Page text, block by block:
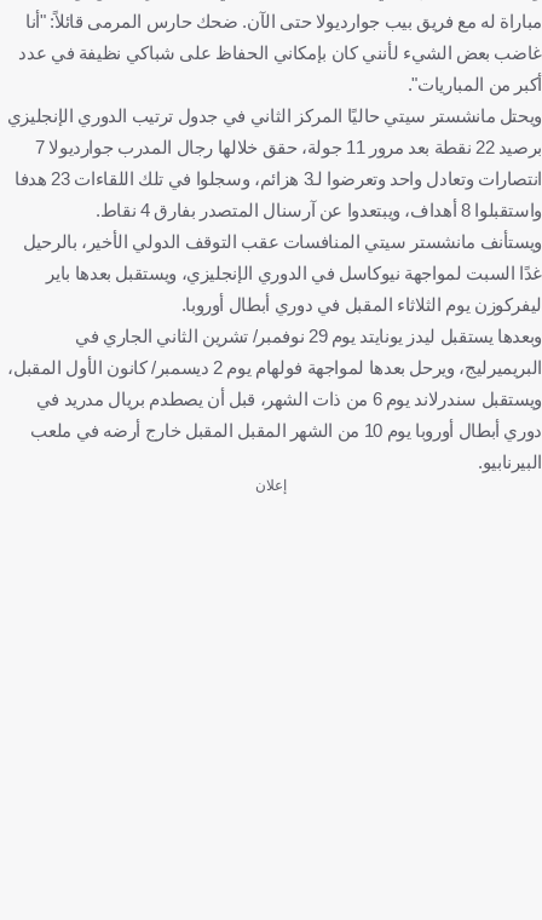
مباراة له مع فريق بيب جوارديولا حتى الآن. ضحك حارس المرمى قائلاً: "أنا
غاضب بعض الشيء لأنني كان بإمكاني الحفاظ على شباكي نظيفة في عدد
أكبر من المباريات".
ويحتل مانشستر سيتي حاليًا المركز الثاني في جدول ترتيب الدوري الإنجليزي
برصيد 22 نقطة بعد مرور 11 جولة، حقق خلالها رجال المدرب جوارديولا 7
انتصارات وتعادل واحد وتعرضوا لـ3 هزائم، وسجلوا في تلك اللقاءات 23 هدفا
واستقبلوا 8 أهداف، ويبتعدوا عن آرسنال المتصدر بفارق 4 نقاط.
ويستأنف مانشستر سيتي المنافسات عقب التوقف الدولي الأخير، بالرحيل
غدًا السبت لمواجهة نيوكاسل في الدوري الإنجليزي، ويستقبل بعدها باير
ليفركوزن يوم الثلاثاء المقبل في دوري أبطال أوروبا.
وبعدها يستقبل ليدز يونايتد يوم 29 نوفمبر/ تشرين الثاني الجاري في
البريميرليج، ويرحل بعدها لمواجهة فولهام يوم 2 ديسمبر/ كانون الأول المقبل،
ويستقبل سندرلاند يوم 6 من ذات الشهر، قبل أن يصطدم بريال مدريد في
دوري أبطال أوروبا يوم 10 من الشهر المقبل المقبل خارج أرضه في ملعب
البيرنابيو.
إعلان